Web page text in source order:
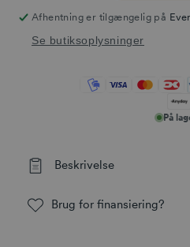
Afhentning er tilgængelig på
Se butiksoplysninger
På
Beskrivelse
Brug for finansiering?